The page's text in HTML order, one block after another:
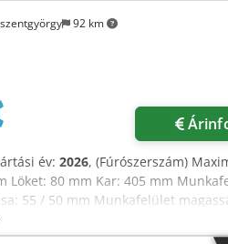
92 km
év: 2026, (Fúrószerszám)
Löket: 80 mm Kar: 405 mm
55 / 50 mm Munkafelület
vágása (45°): 80 x 8 mm
380 x 25 mm; 600 x 15 mm